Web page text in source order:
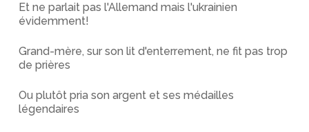
Et ne parlait pas l'Allemand mais l'ukrainien
évidemment!
Grand-mère, sur son lit d'enterrement, ne fit pas trop
de prières
Ou plutôt pria son argent et ses médailles
légendaires